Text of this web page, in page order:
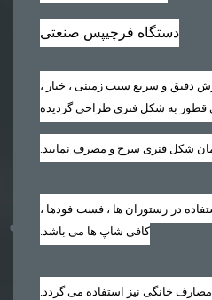
دستگاه فرچیپس صنعتی
دقیق و سریع سیب زمینی ، خیار ،
قطور به شکل فنری طراحی گردیده
شکل فنری سرخ و مصرف نمایید‏.‏
در رستوران ها ، فست فودها ،
کافی شاپ ها می باشد‏.‏
خانگی نیز استفاده می گردد‏.‏